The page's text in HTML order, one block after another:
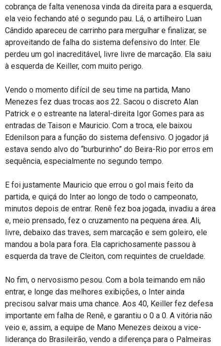
cobrança de falta venenosa vinda da direita para a esquerda,
ela veio fechando até o segundo pau. Lá, o artilheiro Luan
Cândido apareceu de carrinho para mergulhar e finalizar, se
aproveitando de falha do sistema defensivo do Inter. Ele
perdeu um gol inacreditável, livre livre de marcação. Ela saiu
à esquerda de Keiller, com muito perigo.
Vendo o momento difícil de seu time na partida, Mano
Menezes fez duas trocas aos 22. Sacou o discreto Alan
Patrick e o estreante na lateral-direita Igor Gomes para as
entradas de Taison e Mauricio. Com a troca, ele baixou
Edenilson para a função do sistema defensivo. O jogador já
estava sendo alvo do “burburinho” do Beira-Rio por erros em
sequência, especialmente no segundo tempo.
E foi justamente Mauricio que errou o gol mais feito da
partida, e quiçá do Inter ao longo de todo o campeonato,
minutos depois de entrar. Renê fez boa jogada, invadiu a área
e, meio prensado, fez o cruzamento na pequena área. Ali,
livre, debaixo das traves, sem marcação e sem goleiro, ele
mandou a bola para fora. Ela caprichosamente passou à
esquerda da trave de Cleiton, com requintes de crueldade.
No fim, o nervosismo pesou. Com a bola teimando em não
entrar, e longe das melhores exibições, o Inter ainda
precisou salvar mais uma chance. Aos 40, Keiller fez defesa
importante em falha de Renê, e garantiu o 0 a 0. A vitória não
veio e, assim, a equipe de Mano Menezes deixou a vice-
liderança do Brasileirão, vendo a diferença para o Palmeiras